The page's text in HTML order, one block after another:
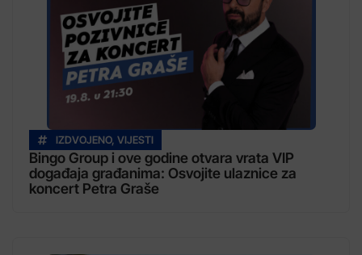
IZDVOJENO, VIJESTI
Bingo Group i ove godine otvara vrata VIP
događaja građanima: Osvojite ulaznice za
koncert Petra Graše